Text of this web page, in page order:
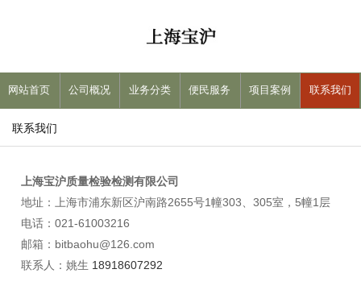
网站首页 公司概况 业务分类 便民服务 项目案例 联系我们
联系我们
上海宝沪质量检验检测有限公司
地址：上海市浦东新区沪南路2655号1幢303、305室，5幢1层
电话：021-61003216
邮箱： bitbaohu@126.com
联系人：姚生 18918607292